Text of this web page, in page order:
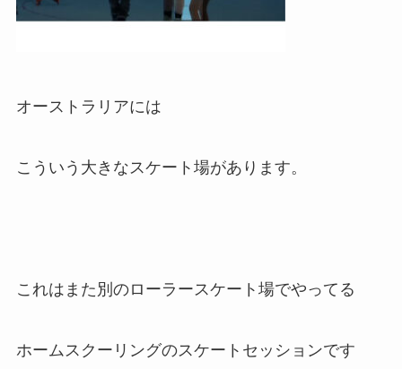
オーストラリアには
こういう大きなスケート場があります。
これはまた別のローラースケート場でやってる
ホームスクーリングのスケートセッションです